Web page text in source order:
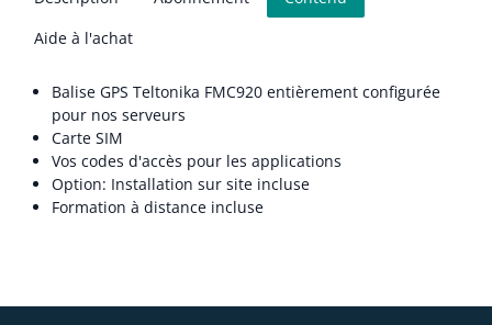
Aide à l'achat
Balise GPS Teltonika FMC920 entièrement configurée
pour nos serveurs
Carte SIM
Vos codes d'accès pour les applications
Option: Installation sur site incluse
Formation à distance incluse